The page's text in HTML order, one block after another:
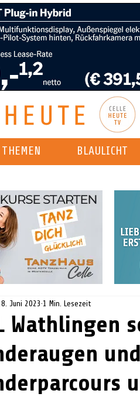
THEMEN BLAULICHT
Wathlingen
Juni 2023 1 Min. Lesezeit